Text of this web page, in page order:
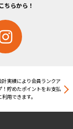
ちらから！
計実績により会員ランクア
貯めたポイントをお支払
利用できます。